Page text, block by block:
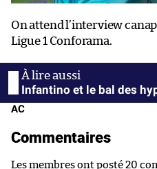
On attend l’interview
Ligue 1 Conforama.
Infantino et le bal des
AC
Commentaires
Les membres ont posté 20